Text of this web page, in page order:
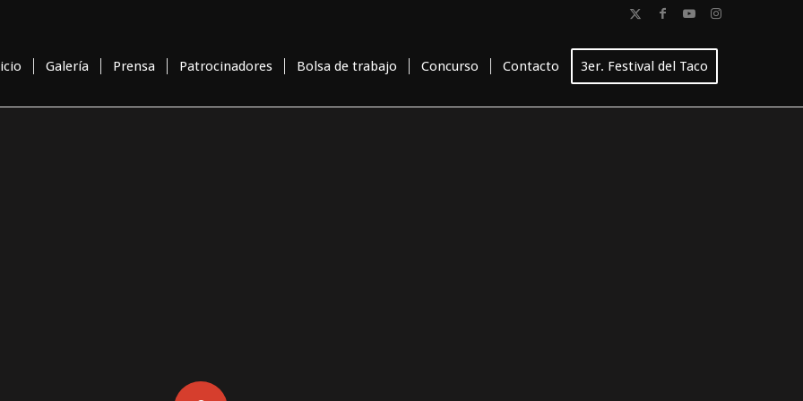
Galería Prensa Patrocinadores Bolsa de trabajo Concurso Contacto 3er. Festival del Taco